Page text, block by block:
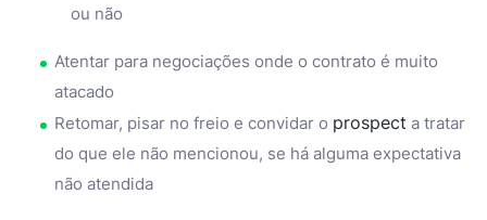
ou não
Atentar para negociações onde o contrato é muito
atacado
Retomar, pisar no freio e convidar o prospect a tratar
do que ele não mencionou, se há alguma expectativa
não atendida